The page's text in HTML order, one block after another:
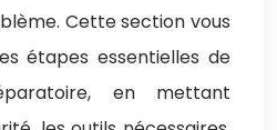
Cette section vous
étapes essentielles de
en mettant